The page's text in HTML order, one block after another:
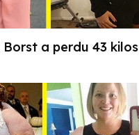
Borst a perdu 43 kilos